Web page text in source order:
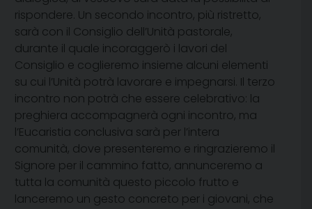
rispondere. Un secondo incontro, più ristretto,
sarà con il Consiglio dell’Unità pastorale,
durante il quale incoraggerò i lavori del
Consiglio e coglieremo insieme alcuni elementi
su cui l’Unità potrà lavorare e impegnarsi. Il terzo
incontro non potrà che essere celebrativo: la
preghiera accompagnerà ogni incontro, ma
l’Eucaristia conclusiva sarà per l’intera
comunità, dove presenteremo e ringrazieremo il
Signore per il cammino fatto, annunceremo a
tutta la comunità questo piccolo frutto e
lanceremo un gesto concreto per i giovani, che